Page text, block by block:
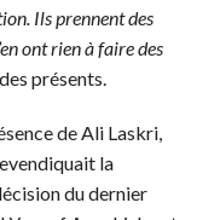
Ils prennent des
ont rien à faire des
présents.
de Ali Laskri,
la
du dernier